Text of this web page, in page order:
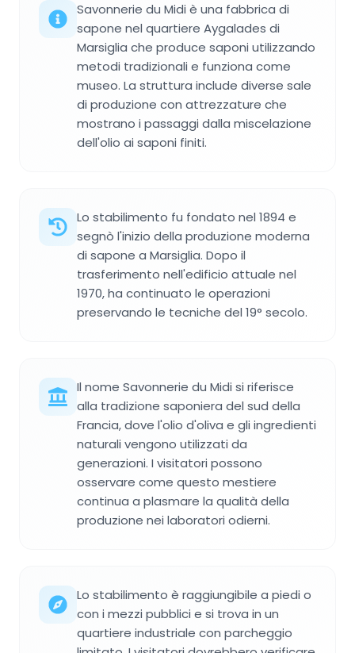
Savonnerie du Midi è una fabbrica di
sapone nel quartiere Aygalades di
Marsiglia che produce saponi utilizzando
metodi tradizionali e funziona come
museo. La struttura include diverse sale
di produzione con attrezzature che
mostrano i passaggi dalla miscelazione
dell'olio ai saponi finiti.
Lo stabilimento fu fondato nel 1894 e
segnò l'inizio della produzione moderna
di sapone a Marsiglia. Dopo il
trasferimento nell'edificio attuale nel
1970, ha continuato le operazioni
preservando le tecniche del 19° secolo.
Il nome Savonnerie du Midi si riferisce
alla tradizione saponiera del sud della
Francia, dove l'olio d'oliva e gli ingredienti
naturali vengono utilizzati da
generazioni. I visitatori possono
osservare come questo mestiere
continua a plasmare la qualità della
produzione nei laboratori odierni.
Lo stabilimento è raggiungibile a piedi o
con i mezzi pubblici e si trova in un
quartiere industriale con parcheggio